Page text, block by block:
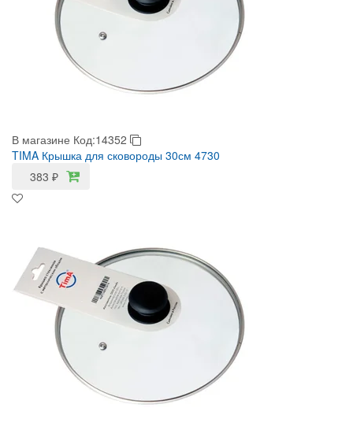
В магазине Код:14352
TIMA Крышка для сковороды 30см 4730
383 ₽